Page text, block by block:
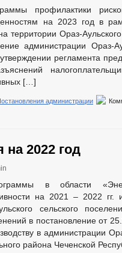
профилактики
на 2023 год в
территории Ораз-
администрации Ораз-
регламента
[…]
администрации
на 2022 год
в области
на 2021 – 2022
сельского
в постановление от
в администрации
района Чеченской